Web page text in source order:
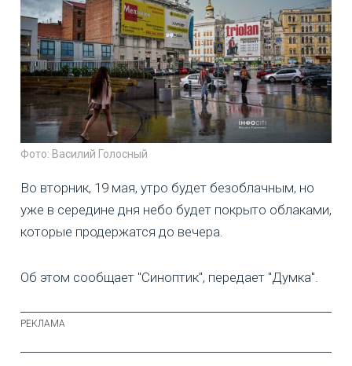
Фото: Василий Голосный
Во вторник, 19 мая, утро будет безоблачным, но
уже в середине дня небо будет покрыто облаками,
которые продержатся до вечера.
Об этом сообщает "Синоптик", передает "Думка".